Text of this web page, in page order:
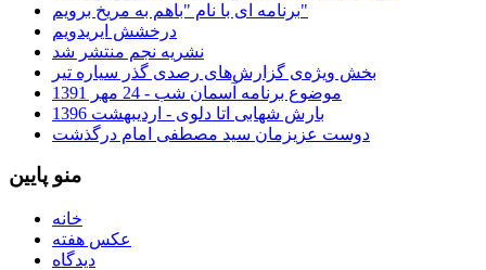
برنامه ای با نام "باهم به مریخ برویم"
درخشش ایریدویم
نشریه نجم منتشر شد
بخش ویژه‌ی گزارش‌های رصدی گذر سیاره تیر
موضوع برنامه آسمان شب - 24 مهر 1391
بارش شهابی اتا دلوی - اردیبهشت 1396
دوست عزیزمان سید مصطفی امام درگذشت
منو پایین
خانه
عکس هفته
دیدگاه